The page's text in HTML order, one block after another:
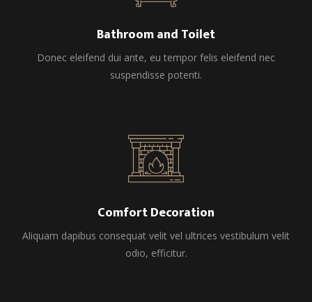
Bathroom and Toilet
Donec eleifend dui ante, eu tempor felis eleifend nec
suspendisse potenti.
Comfort Decoration
Aliquam dapibus consequat velit vel ultrices vestibulum velit
odio, efficitur.